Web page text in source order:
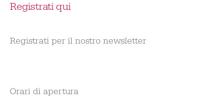
Registrati qui
Registrati per il nostro newsletter
Orari di apertura